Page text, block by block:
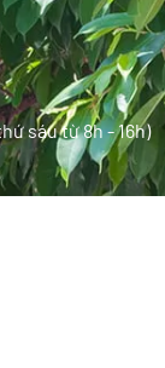
sáu từ 8h - 16h)